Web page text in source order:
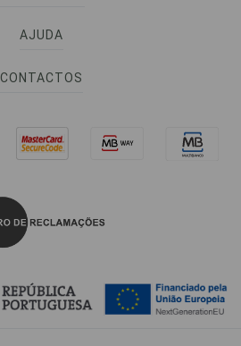
AJUDA
CONTACTOS